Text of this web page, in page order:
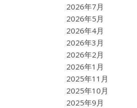
2026年7月
2026年5月
2026年4月
2026年3月
2026年2月
2026年1月
2025年11月
2025年10月
2025年9月